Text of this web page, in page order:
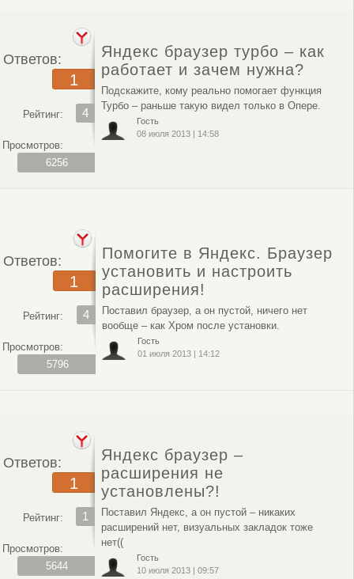
Ответов:
1
Рейтинг: 4
Просмотров:
6256
Яндекс браузер турбо – как
работает и зачем нужна?
Подскажите, кому реально помогает функция
Турбо – раньше такую видел только в Опере.
Гость
08 июля 2013 | 14:58
Ответов:
1
Рейтинг: 4
Просмотров:
5796
Помогите в Яндекс. Браузер
установить и настроить
расширения!
Поставил браузер, а он пустой, ничего нет
вообще – как Хром после установки.
Гость
01 июля 2013| 14:12
Ответов:
1
Рейтинг: 1
Просмотров:
5644
Яндекс браузер –
расширения не
установлены?!
Поставил Яндекс, а он пустой – никаких
расширений нет, визуальных закладок тоже
нет((
Гость
10 июля 2013 |09:57